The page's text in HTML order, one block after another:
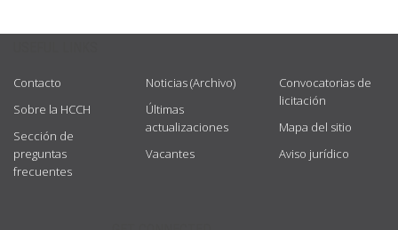
Contacto
Sobre la HCCH
Sección de
preguntas
frecuentes
Noticias (Archivo)
Últimas
actualizaciones
Vacantes
Convocatorias de
licitación
Mapa del sitio
Aviso jurídico